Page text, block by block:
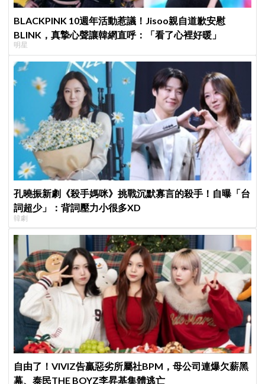
BLACKPINK 10週年活動惹議！Jisoo親自道歉安慰
BLINK，真摯心聲讓韓網直呼：「看了心裡好暖」
明星
孔曉振新劇《殺手媽咪》挑戰沉默寡言的殺手！自曝「台
詞超少」：背詞壓力小很多XD
韓劇
自由了！VIVIZ告贏惡劣所屬社BPM，母公司連爆欠薪黑
幕、泰民THE BOYZ李昇基集體逃亡